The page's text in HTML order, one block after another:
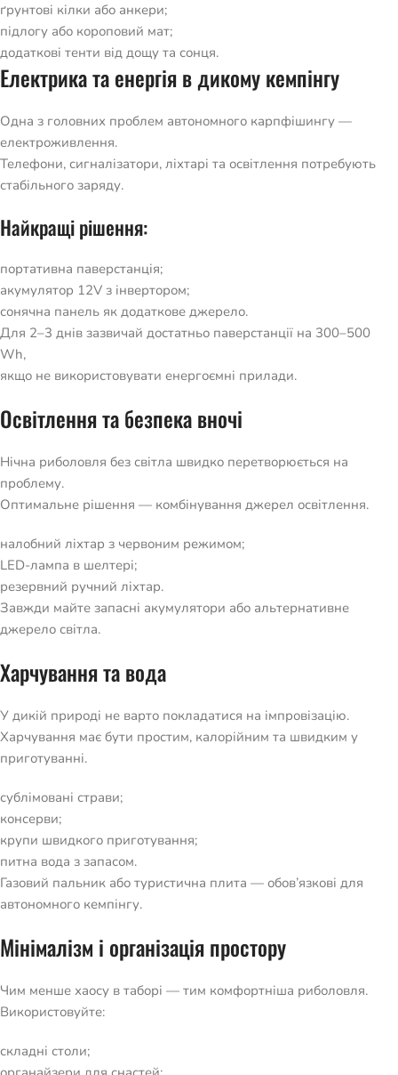
ґрунтові кілки або анкери;
підлогу або короповий мат;
додаткові тенти від дощу та сонця.
Електрика та енергія в дикому кемпінгу
Одна з головних проблем автономного карпфішингу —
електроживлення.
Телефони, сигналізатори, ліхтарі та освітлення потребують
стабільного заряду.
Найкращі рішення:
портативна паверстанція;
акумулятор 12V з інвертором;
сонячна панель як додаткове джерело.
Для 2–3 днів зазвичай достатньо паверстанції на 300–500
Wh,
якщо не використовувати енергоємні прилади.
Освітлення та безпека вночі
Нічна риболовля без світла швидко перетворюється на
проблему.
Оптимальне рішення — комбінування джерел освітлення.
налобний ліхтар з червоним режимом;
LED-лампа в шелтері;
резервний ручний ліхтар.
Завжди майте запасні акумулятори або альтернативне
джерело світла.
Харчування та вода
У дикій природі не варто покладатися на імпровізацію.
Харчування має бути простим, калорійним та швидким у
приготуванні.
сублімовані страви;
консерви;
крупи швидкого приготування;
питна вода з запасом.
Газовий пальник або туристична плита — обов’язкові для
автономного кемпінгу.
Мінімалізм і організація простору
Чим менше хаосу в таборі — тим комфортніша риболовля.
Використовуйте:
складні столи;